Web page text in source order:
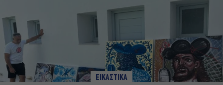
ΕΙΚΑΣΤΙΚΑ